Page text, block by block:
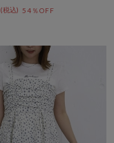
54％OFF